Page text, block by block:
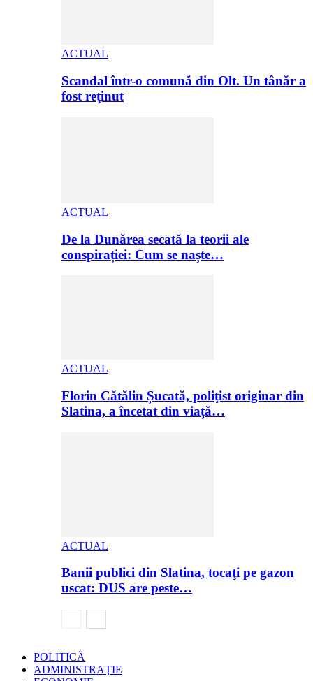
ACTUAL
Scandal într-o comună din Olt. Un tânăr a
fost reţinut
ACTUAL
De la Dunărea secată la teorii ale
conspirației: Cum se naște…
ACTUAL
Florin Cătălin Șucată, poliţist originar din
Slatina, a încetat din viață…
ACTUAL
Banii publici din Slatina, tocaţi pe gazon
uscat: DUS are peste…
POLITICĂ
ADMINISTRAŢIE